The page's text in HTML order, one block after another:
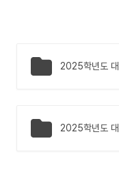
2025학년도
2025학년도